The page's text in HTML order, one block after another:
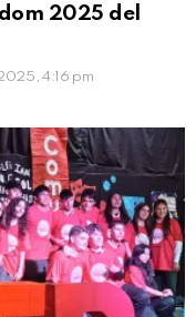
2025 del
4:16 pm